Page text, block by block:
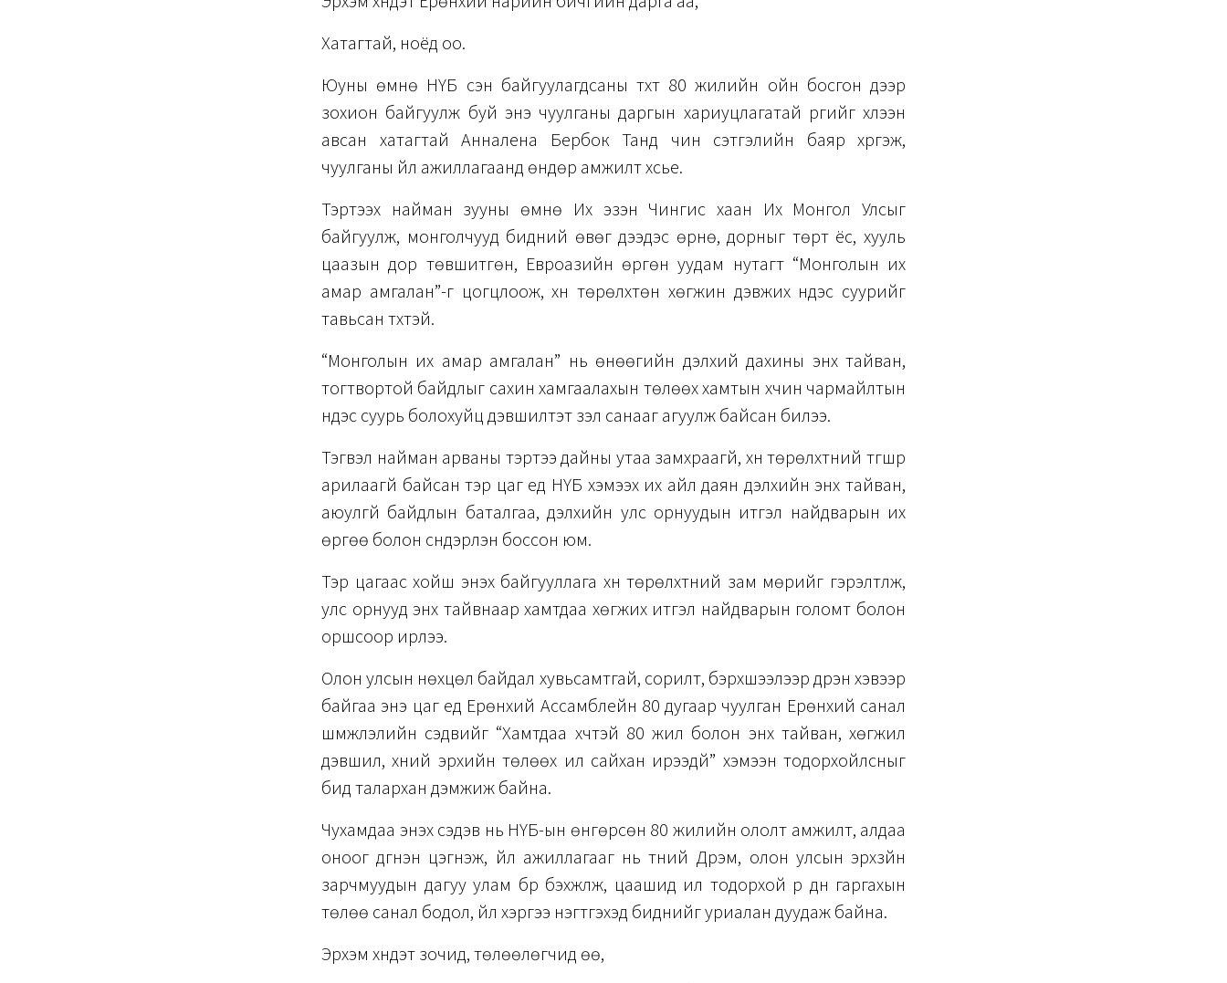
Хатагтай, ноёд оо.
Юуны өмнө НҮБ үүсэн байгуулагдсаны түүхт 80 жилийн ойн босгон дээр
зохион байгуулж буй энэ чуулганы даргын хариуцлагатай үүргийг хүлээн
авсан хатагтай Анналена Бербок Танд чин сэтгэлийн баяр хүргэж,
чуулганы үйл ажиллагаанд өндөр амжилт хүсье.
Тэртээх найман зууны өмнө Их эзэн Чингис хаан Их Монгол Улсыг
байгуулж, монголчууд бидний өвөг дээдэс өрнө, дорныг төрт ёс, хууль
цаазын дор төвшитгөн, Евроазийн өргөн уудам нутагт “Монголын их
амар амгалан”-г цогцлоож, хүн төрөлхтөн хөгжин дэвжих үндэс суурийг
тавьсан түүхтэй.
“Монголын их амар амгалан” нь өнөөгийн дэлхий дахины энх тайван,
тогтвортой байдлыг сахин хамгаалахын төлөөх хамтын хүчин чармайлтын
үндэс суурь болохуйц дэвшилтэт үзэл санааг агуулж байсан билээ.
Тэгвэл найман арваны тэртээ дайны утаа замхраагүй, хүн төрөлхтний түгшүүр
арилаагүй байсан тэр цаг үед НҮБ хэмээх их айл даян дэлхийн энх тайван,
аюулгүй байдлын баталгаа, дэлхийн улс орнуудын итгэл найдварын их
өргөө болон сүндэрлэн боссон юм.
Тэр цагаас хойш энэхүү байгууллага хүн төрөлхтний зам мөрийг гэрэлтүүлж,
улс орнууд энх тайвнаар хамтдаа хөгжих итгэл найдварын голомт болон
оршсоор ирлээ.
Олон улсын нөхцөл байдал хувьсамтгай, сорилт, бэрхшээлээр дүүрэн хэвээр
байгаа энэ цаг үед Ерөнхий Ассамблейн 80 дугаар чуулган Ерөнхий санал
шүүмжлэлийн сэдвийг “Хамтдаа хүчтэй 80 жил болон энх тайван, хөгжил
дэвшил, хүний эрхийн төлөөх илүү сайхан ирээдүй” хэмээн тодорхойлсныг
бид талархан дэмжиж байна.
Чухамдаа энэхүү сэдэв нь НҮБ-ын өнгөрсөн 80 жилийн ололт амжилт, алдаа
оноог дүгнэн цэгнэж, үйл ажиллагааг нь түүний Дүрэм, олон улсын эрхзүйн
зарчмуудын дагуу улам бүр бэхжүүлж, цаашид илүү тодорхой үр дүн гаргахын
төлөө санал бодол, үйл хэргээ нэгтгэхэд биднийг уриалан дуудаж байна.
Эрхэм хүндэт зочид, төлөөлөгчид өө,